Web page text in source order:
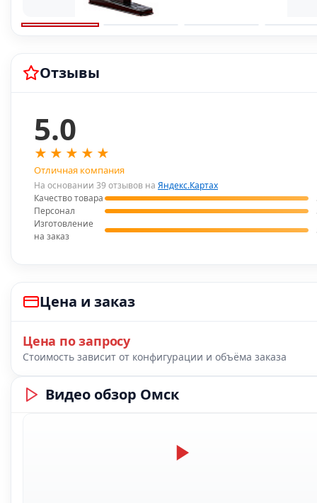
Отзывы
5.0
★ ★ ★ ★ ★
Отличная компания
На основании 39 отзывов на Яндекс.Картах
Качество товара
Персонал
Изготовление
на заказ
Цена и заказ
Цена по запросу
Стоимость зависит от конфигурации и объёма заказа
Видео обзор Омск